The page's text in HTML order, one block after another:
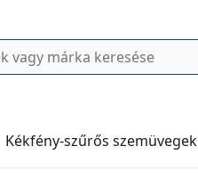
Kékfény-szűrős szemüvegek